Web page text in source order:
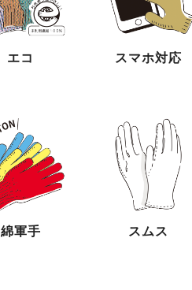
エコ スマホ対応
綿軍手 スムス